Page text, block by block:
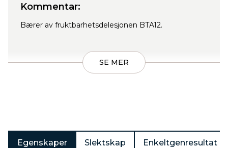
Kommentar:
Bærer av fruktbarhetsdelesjonen BTA12.
SE MER
Egenskaper Slektskap Enkeltgenresultat